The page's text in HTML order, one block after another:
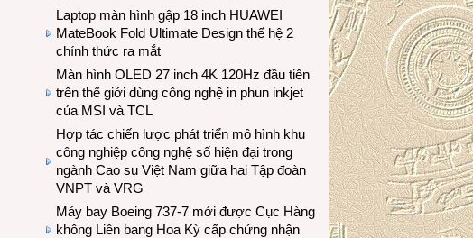
Laptop màn hình gập 18 inch HUAWEI
MateBook Fold Ultimate Design thế hệ 2
chính thức ra mắt
Màn hình OLED 27 inch 4K 120Hz đầu tiên
trên thế giới dùng công nghệ in phun inkjet
của MSI và TCL
Hợp tác chiến lược phát triển mô hình khu
công nghiệp công nghệ số hiện đại trong
ngành Cao su Việt Nam giữa hai Tập đoàn
VNPT và VRG
Máy bay Boeing 737-7 mới được Cục Hàng
không Liên bang Hoa Kỳ cấp chứng nhận